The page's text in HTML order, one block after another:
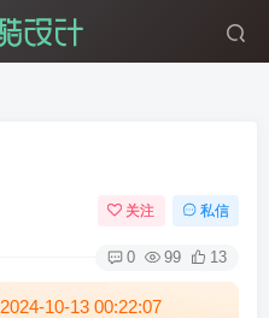
关注 私信
0 99 13
2024-10-13 00:22:07